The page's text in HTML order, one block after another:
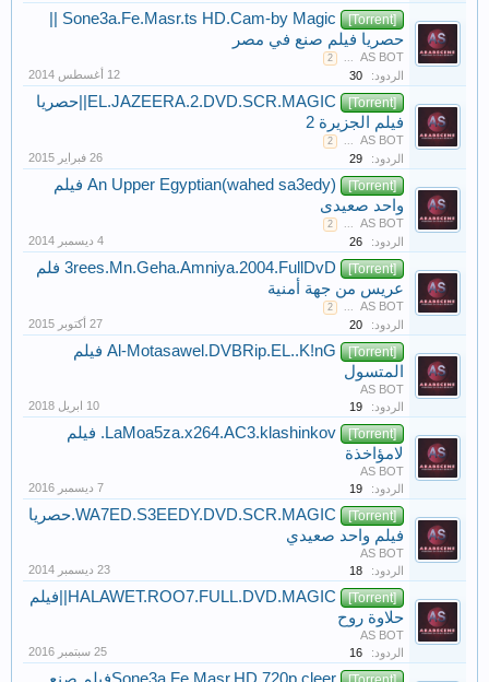
[Torrent]
حصريا فيلم صنع في مصر
AS BOT
...
2
الردود: 30
[Torrent]
EL.JAZEERA.2.DVD.SCR.MAGIC||حصريا
فيلم الجزيرة 2
AS BOT
...
2
الردود: 29
[Torrent]
An Upper Egyptian(wahed sa3edy) فيلم
واحد صعيدى
AS BOT
...
2
الردود: 26
[Torrent]
3rees.Mn.Geha.Amniya.2004.FullDvD فلم
عريس من جهة أمنية
AS BOT
...
2
الردود: 20
[Torrent]
Al-Motasawel.DVBRip.EL..K!nG فيلم
المتسول
AS BOT
الردود:
19
[Torrent]
LaMoa5za.x264.AC3.klashinkov. فيلم
لامؤاخذة
AS BOT
الردود:
19
[Torrent]
WA7ED.S3EEDY.DVD.SCR.MAGIC.حصريا
فيلم واحد صعيدي
AS BOT
الردود:
18
[Torrent]
HALAWET.ROO7.FULL.DVD.MAGIC||فيلم
حلاوة روح
AS BOT
الردود:
16